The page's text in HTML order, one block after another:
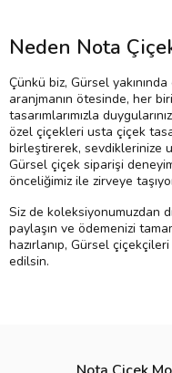
Neden Nota
Çünkü biz, Gürsel
aranjmanın ötesinde, her
tasarımlarımızla
özel çiçekleri usta çiçek
birleştirerek, sevdiklerinize
Gürsel çiçek siparişi
önceliğimiz ile zirveye
Siz de koleksiyonumuzdan
paylaşın ve ödemenizi
hazırlanıp, Gürsel
edilsin.